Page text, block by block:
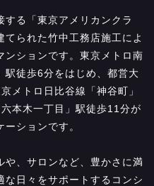
する「東京アメリカンクラ
られた竹中工務店施工によ
ションです。東京メトロ南
駅徒歩6分をはじめ、都営大
メトロ日比谷線「神谷町」
本木一丁目」駅徒歩11分が
ションです。
や、サロンなど、豊かさに満
な日々をサポートするコンシ